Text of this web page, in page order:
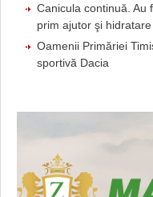
Canicula continuă. Au
prim ajutor şi
Oamenii Primăriei
sportivă Dacia